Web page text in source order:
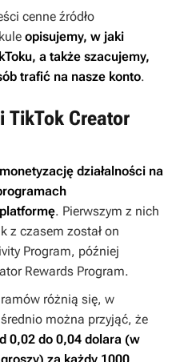
cenne źródło
opisujemy, w jaki
a także szacujemy,
trafić na nasze konto.
TikTok Creator
działalności na
. Pierwszym z nich
z czasem został on
Program, później
Rewards Program.
różnią się, w
można przyjąć, że
0,02 do 0,04 dolara (w